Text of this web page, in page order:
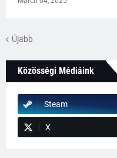
Újabb
Közösségi Médiáink
Steam
X